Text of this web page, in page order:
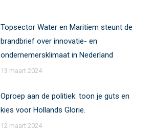
Topsector Water en Maritiem steunt de
brandbrief over innovatie- en
ondernemersklimaat in Nederland
13 maart 2024
Oproep aan de politiek: toon je guts en
kies voor Hollands Glorie.
12 maart 2024